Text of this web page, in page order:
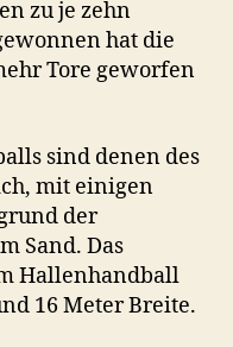
zu je zehn
hat die
Tore geworfen
sind denen des
mit einigen
der
Sand. Das
Hallenhandball
16 Meter Breite.